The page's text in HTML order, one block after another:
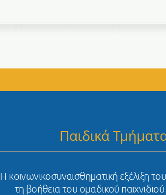
Παιδικά
Η κοινωνικοσυναισθηματική εξέλιξη
τη βοήθεια του ομαδικού